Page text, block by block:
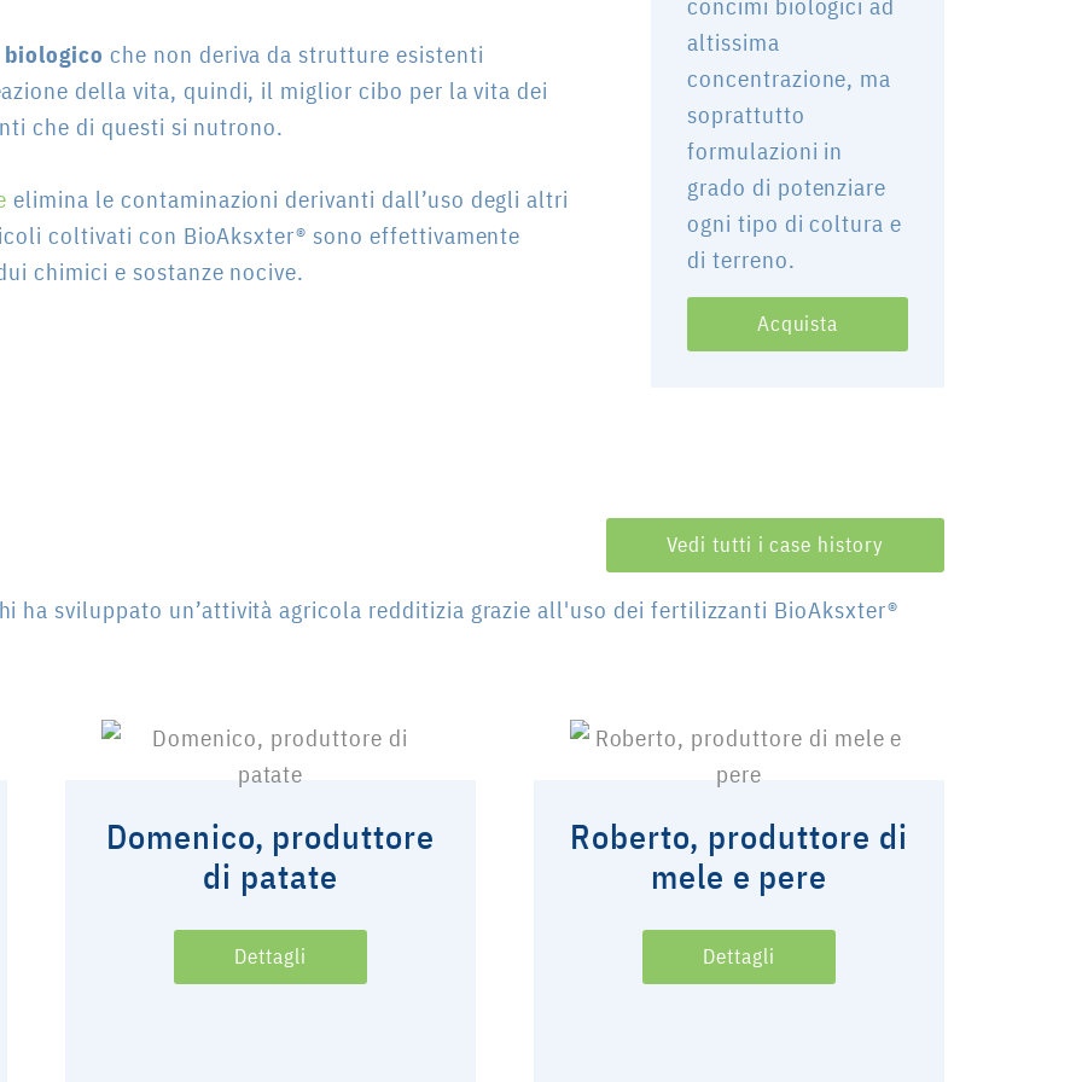
che non deriva da strutture esistenti
della vita, quindi, il miglior cibo per la vita dei
che di questi si nutrono.
elimina le contaminazioni derivanti dall’uso degli altri
coltivati con BioAksxter® sono effettivamente
chimici e sostanze nocive.
altissima
concentrazione, ma
soprattutto
formulazioni in
grado di potenziare
ogni tipo di coltura e
di terreno.
Acquista
Vedi tutti i case history
ha sviluppato un’attività agricola redditizia grazie all'uso dei fertilizzanti BioAksxter®
Domenico, produttore
di patate
Dettagli
Roberto, produttore di
mele e pere
Dettagli